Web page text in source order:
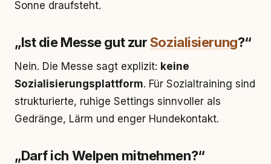
Sonne draufsteht.
„Ist die Messe gut zurSozialisierung?“
Nein. Die Messe sagt explizit: keine
Sozialisierungsplattform. Für Sozialtraining sind
strukturierte, ruhige Settings sinnvoller als
Gedränge, Lärm und enger Hundekontakt.
„Darf ich Welpen mitnehmen?“